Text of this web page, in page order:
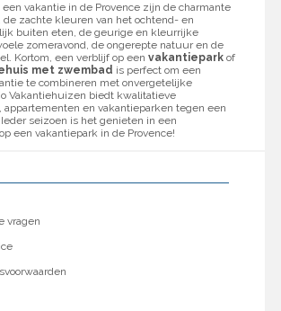
vakantie in de Provence zijn de charmante
zachte kleuren van het ochtend- en
buiten eten, de geurige en kleurrijke
zomeravond, de ongerepte natuur en de
Kortom, een verblijf op een vakantiepark of
met zwembad is perfect om een
te combineren met onvergetelijke
Vakantiehuizen biedt kwalitatieve
appartementen en vakantieparken tegen een
seizoen is het genieten in een
een vakantiepark in de Provence!
vragen